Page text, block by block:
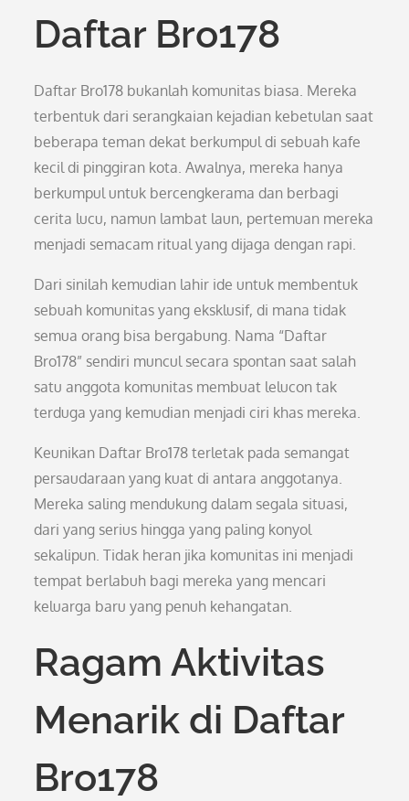
Daftar Bro178
Daftar Bro178 bukanlah komunitas biasa. Mereka
terbentuk dari serangkaian kejadian kebetulan saat
beberapa teman dekat berkumpul di sebuah kafe
kecil di pinggiran kota. Awalnya, mereka hanya
berkumpul untuk bercengkerama dan berbagi
cerita lucu, namun lambat laun, pertemuan mereka
menjadi semacam ritual yang dijaga dengan rapi.
Dari sinilah kemudian lahir ide untuk membentuk
sebuah komunitas yang eksklusif, di mana tidak
semua orang bisa bergabung. Nama “Daftar
Bro178” sendiri muncul secara spontan saat salah
satu anggota komunitas membuat lelucon tak
terduga yang kemudian menjadi ciri khas mereka.
Keunikan Daftar Bro178 terletak pada semangat
persaudaraan yang kuat di antara anggotanya.
Mereka saling mendukung dalam segala situasi,
dari yang serius hingga yang paling konyol
sekalipun. Tidak heran jika komunitas ini menjadi
tempat berlabuh bagi mereka yang mencari
keluarga baru yang penuh kehangatan.
Ragam Aktivitas
Menarik di Daftar
Bro178